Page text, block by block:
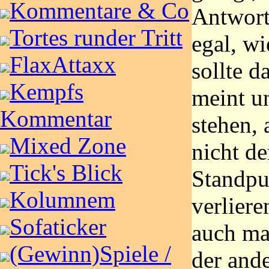
Kommentare & Co
Tortes runder Tritt
FlaxAttaxx
Kempfs
Kommentar
Mixed Zone
Tick's Blick
Kolumnem
Sofaticker
(Gewinn)Spiele /
egal,
sollte
meint
stehen,
nicht
auch
der